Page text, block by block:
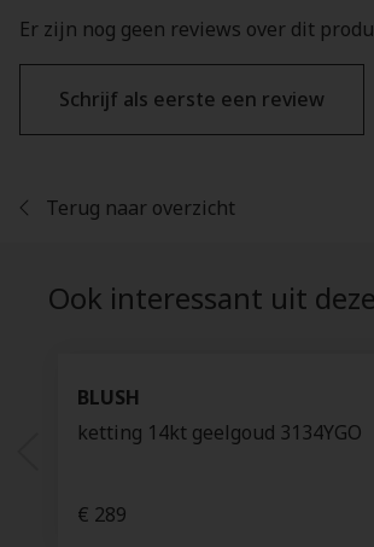
Er zijn nog geen reviews over dit
Schrijf als eerste een review
Terug naar overzicht
Ook interessant uit
BLUSH
ketting 14kt geelgoud 3134YGO
€ 289